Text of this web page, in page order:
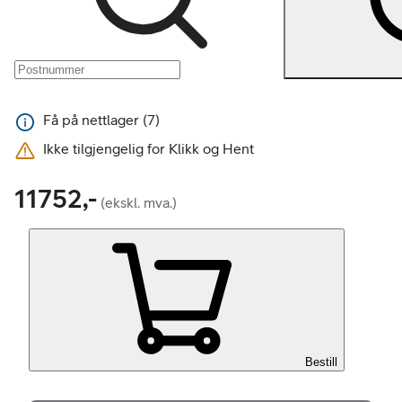
Få på nettlager (7)
Ikke tilgjengelig for Klikk og Hent
11752,- (ekskl. mva.)
Bestill